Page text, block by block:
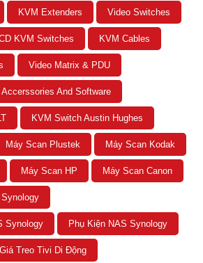
KVM Extenders Video Switches
KVM Switches KVM Cables
Video Matrix & PDU
Accerssories And Software
KVM Switch Austin Hughes
Máy Scan Plustek Máy Scan Kodak
Máy Scan HP Máy Scan Canon
Synology
Synology Phụ Kiện NAS Synology
Giá Treo Tivi Di Động